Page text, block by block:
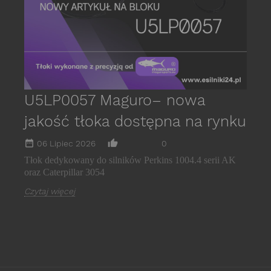
U5LP0057 Maguro– nowa
jakość tłoka dostępna na rynku
date_range 06 Lipiec 2026 thumb_up_alt 0
Tłok dedykowany do silników Perkins 1004.4 serii AK
oraz Caterpillar 3054
Czytaj więcej